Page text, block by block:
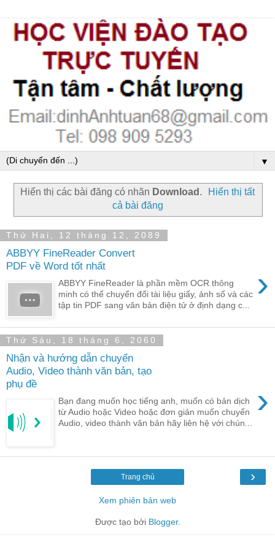
▼
Hiển thị các bài đăng có nhãn Download .
Hiển thị tất
cả bài đăng
Thứ Hai, 12 tháng 12, 2089
ABBYY FineReader Convert
PDF về Word tốt nhất
›
ABBYY FineReader là phần mềm OCR thông
minh có thể chuyển đổi tài liệu giấy, ảnh số và các
tập tin PDF sang văn bản điện tử ở định dạng c...
Thứ Sáu, 18 tháng 6, 2060
Nhận và hướng dẫn chuyển
Audio, Video thành văn bản, tạo
phụ đề
›
Bạn đang muốn học tiếng anh, muốn có bản dịch
từ Audio hoặc Video hoặc đơn giản muốn chuyển
Audio, video thành văn bản hãy liên hệ với chún...
›
Trang chủ
Xem phiên bản web
Được tạo bởi Blogger.